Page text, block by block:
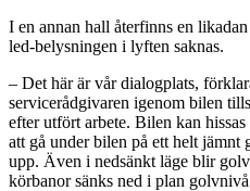
I en annan hall återfinns en
led-belysningen i lyften saknas.
– Det här är vår dialogplats,
servicerådgivaren igenom bilen
efter utfört arbete. Bilen kan
att gå under bilen på ett helt jämnt
upp. Även i nedsänkt läge blir
körbanor sänks ned i plan